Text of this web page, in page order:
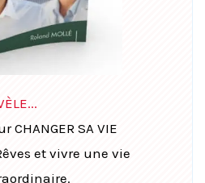
CHANGER SA VIE
et vivre une vie